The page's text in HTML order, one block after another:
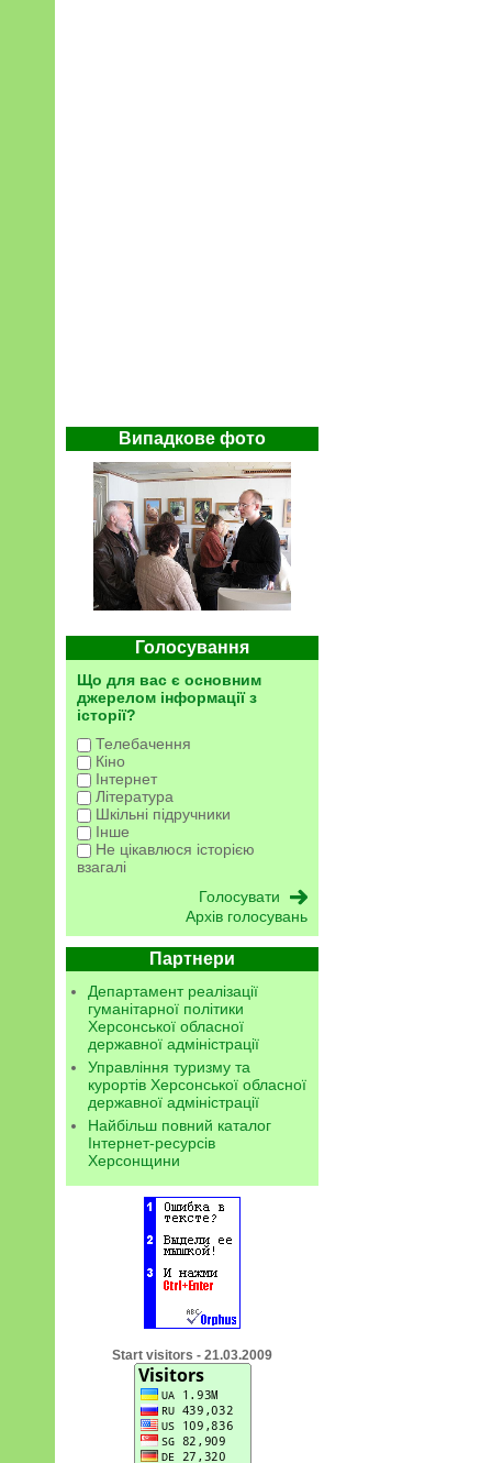
Випадкове фото
Голосування
Що для вас є основним
джерелом інформації з
історії?
Телебачення
Кіно
Інтернет
Література
Шкільні підручники
Інше
Не цікавлюся історією
взагалі
Архів голосувань
Партнери
Департамент реалізації
гуманітарної політики
Херсонської обласної
державної адміністрації
Управління туризму та
курортів Херсонської обласної
державної адміністрації
Найбільш повний каталог
Інтернет-ресурсів
Херсонщини
Start visitors - 21.03.2009